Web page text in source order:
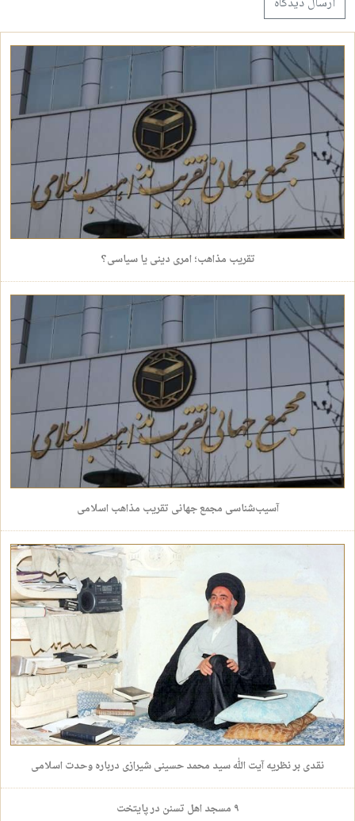
تقریب مذاهب؛ امری دینی یا سیاسی؟
آسیب‌شناسی مجمع جهانی تقریب مذاهب اسلامی
نقدی بر نظریه آیت الله سید محمد حسینی شیرازی درباره وحدت اسلامی
۹ مسجد اهل تسنن در پایتخت